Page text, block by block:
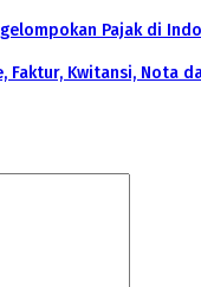
Pajak di
Faktur, Kwitansi, Nota